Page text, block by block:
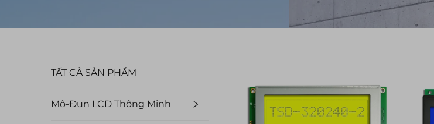
TẤT CẢ SẢN PHẨM
Mô-Đun LCD Thông Minh